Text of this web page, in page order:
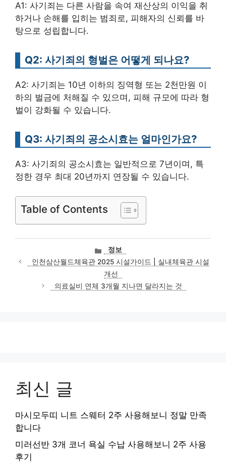
A1: 사기죄는 다른 사람을 속여 재산상의 이익을 취
하거나 손해를 입히는 범죄로, 피해자의 신뢰를 바
탕으로 성립합니다.
Q2: 사기죄의 형벌은 어떻게 되나요?
A2: 사기죄는 10년 이하의 징역형 또는 2천만원 이
하의 벌금에 처해질 수 있으며, 피해 규모에 따라 형
벌이 강화될 수 있습니다.
Q3: 사기죄의 공소시효는 얼마인가요?
A3: 사기죄의 공소시효는 일반적으로 7년이며, 특
정한 경우 최대 20년까지 연장될 수 있습니다.
Table of Contents
카
테
고
리
정보
인천삼산월드체육관 2025 시설가이드 | 실내체육관 시설
개선
의료실비 연체 3개월 지나면 달라지는 것
최신 글
마시모두띠 니트 스웨터 2주 사용해보니 정말 만족
합니다
미러선반 3개 코너 욕실 수납 사용해보니 2주 사용
후기